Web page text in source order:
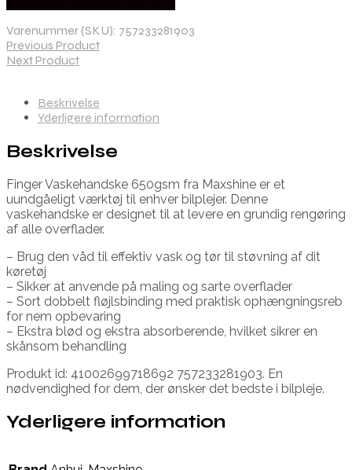
Varenummer (SKU): 757233281903
Previous Product
Next Product
Beskrivelse
Yderligere information
Beskrivelse
Finger Vaskehandske 650gsm fra Maxshine er et
uundgåeligt værktøj til enhver bilplejer. Denne
vaskehandske er designet til at levere en grundig rengøring
af alle overflader.
– Brug den våd til effektiv vask og tør til støvning af dit
køretøj
– Sikker at anvende på maling og sarte overflader
– Sort dobbelt fløjlsbinding med praktisk ophængningsreb
for nem opbevaring
– Ekstra blød og ekstra absorberende, hvilket sikrer en
skånsom behandling
Produkt id: 41002699718692 757233281903. En
nødvendighed for dem, der ønsker det bedste i bilpleje.
Yderligere information